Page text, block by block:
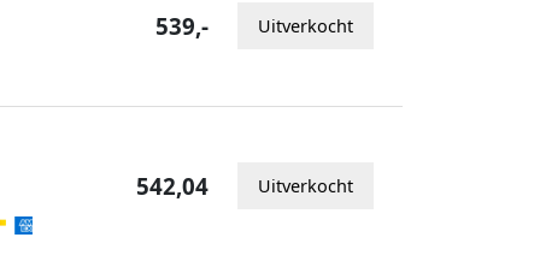
539,- Uitverkocht
542,04 Uitverkocht